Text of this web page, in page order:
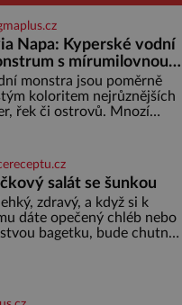
Napa: Kyperské vodní
s mírumilovnou
monstra jsou poměrně
koloritem nejrůznějších
řek či ostrovů. Mnozí
k němu pozornost
nakloněných turi
salát se šunkou
zdravý, a když si k
dáte opečený chléb nebo
bagetku, bude chutnat
2 lžíce